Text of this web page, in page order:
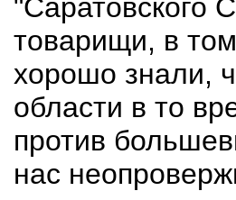
"Саратовского
товарищи, в
хорошо знали,
области в то
против
нас